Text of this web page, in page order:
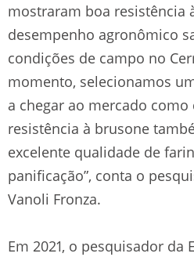
mostraram boa resistência
desempenho agronômico
condições de campo no
momento, selecionamos
a chegar ao mercado
resistência à brusone
excelente qualidade de
panificação”, conta o
Vanoli Fronza.
Em 2021, o pesquisador da